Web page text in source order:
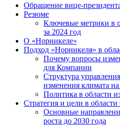
Обращение вице-
Резюме
Ключевые метрики в
за 2024 год
О «Норникеле»
Подход «Норникеля» в
Почему вопросы
для Компании
Структура
изменения климата
Политика в области
Стратегия и цели в
Основные
роста до 2030 года